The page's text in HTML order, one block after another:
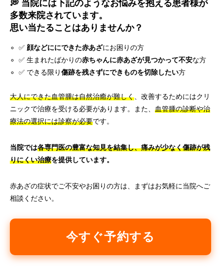
💭 当院には下記のようなお悩みを抱える患者様が
多数来院されています。
思い当たることはありませんか？
✅ 顔などににできた赤あざにお困りの方
✅ 生まれたばかりの赤ちゃんに赤あざが見つかって不安な方
✅ できる限り傷跡を残さずにできものを切除したい方
大人にできた血管腫は自然治癒が難しく 、改善するためにはクリ
ニックで治療を受ける必要があります。また、 血管腫の診断や治
療法の選択には診察が必要です。
当院では各専門医の豊富な知見を結集し、痛みが少なく傷跡が残
りにくい治療を提供しています。
赤あざの症状でご不安やお困りの方は、まずはお気軽に当院へご
相談ください。
今すぐ予約する